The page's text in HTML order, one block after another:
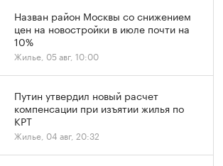
Назван район Москвы со снижением
цен на новостройки в июле почти на
10%
Жилье, 05 авг, 10:00
Путин утвердил новый расчет
компенсации при изъятии жилья по
КРТ
Жилье, 04 авг, 20:32